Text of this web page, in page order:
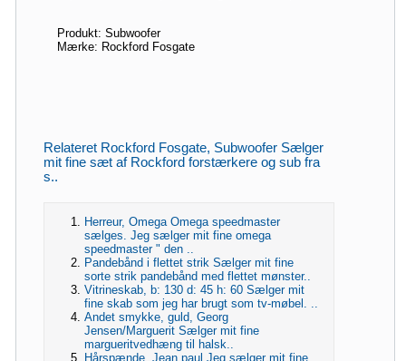
Produkt: Subwoofer
Mærke: Rockford Fosgate
Relateret Rockford Fosgate, Subwoofer Sælger
mit fine sæt af Rockford forstærkere og sub fra
s..
Herreur, Omega Omega speedmaster
sælges. Jeg sælger mit fine omega
speedmaster " den ..
Pandebånd i flettet strik Sælger mit fine
sorte strik pandebånd med flettet mønster..
Vitrineskab, b: 130 d: 45 h: 60 Sælger mit
fine skab som jeg har brugt som tv-møbel. ..
Andet smykke, guld, Georg
Jensen/Marguerit Sælger mit fine
margueritvedhæng til halsk..
Hårspænde, Jean paul Jeg sælger mit fine